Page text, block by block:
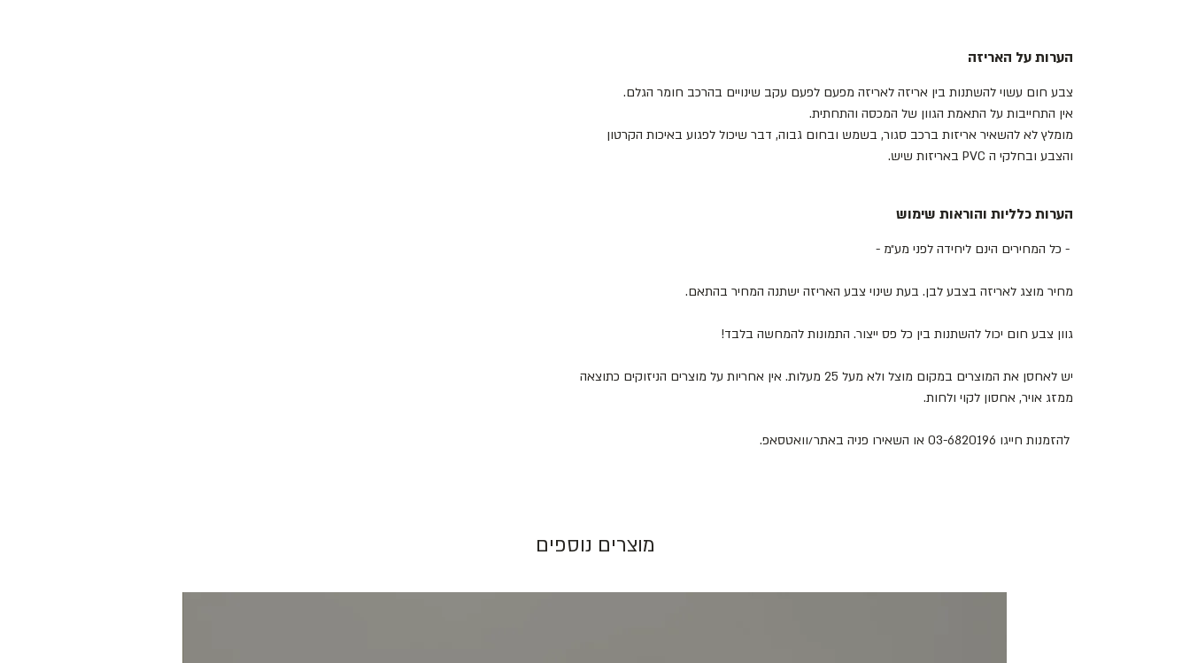
הערות על האריזה
צבע חום עשוי להשתנות בין אריזה לאריזה מפעם לפעם עקב שינויים בהרכב חומר הגלם.
אין התחייבות על התאמת הגוון של המכסה והתחתית.
מומלץ לא להשאיר אריזות ברכב סגור, בשמש ובחום גבוה, דבר שיכול לפגוע באיכות הקרטון
והצבע ובחלקי ה PVC באריזות שיש.
הערות כלליות והוראות שימוש
- כל המחירים הינם ליחידה לפני מע״מ -
מחיר מוצג לאריזה בצבע לבן. בעת שינוי צבע האריזה ישתנה המחיר בהתאם.
גוון צבע חום יכול להשתנות בין כל פס ייצור. התמונות להמחשה בלבד!
יש לאחסן את המוצרים במקום מוצל ולא מעל 25 מעלות. אין אחריות על מוצרים הניזוקים כתוצאה
ממזג אויר, אחסון לקוי ולחות.
להזמנות חייגו 03-6820196 או השאירו פניה באתר/וואטסאפ.
מוצרים נוספים